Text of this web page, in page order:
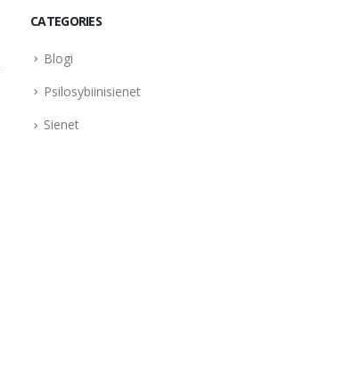
CATEGORIES
Blogi
Psilosybiinisienet
Sienet